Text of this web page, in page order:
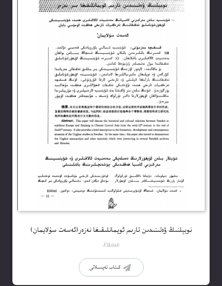
نوبېلنىڭ ۋەتىنىدىن تارىم ئويمانلىقىغا نەزەر(ئەسەت سۇلايمان)
Elkitab
كىتاب تەپسىلاتى